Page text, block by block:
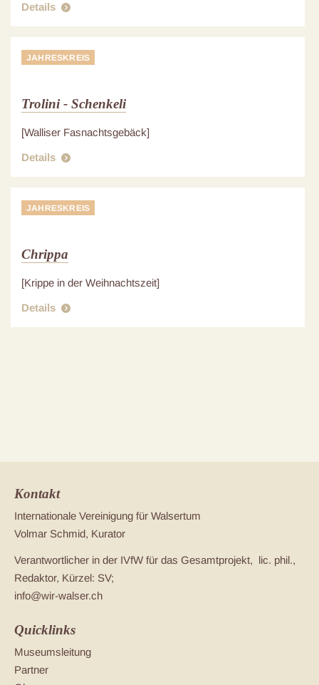
Details
JAHRESKREIS
Trolini - Schenkeli
[Walliser Fasnachtsgebäck]
Details
JAHRESKREIS
Chrippa
[Krippe in der Weihnachtszeit]
Details
Kontakt
Internationale Vereinigung für Walsertum
Volmar Schmid, Kurator
Verantwortlicher in der IVfW für das Gesamtprojekt, lic. phil.,
Redaktor, Kürzel: SV;
info@wir-walser.ch
Quicklinks
Museumsleitung
Partner